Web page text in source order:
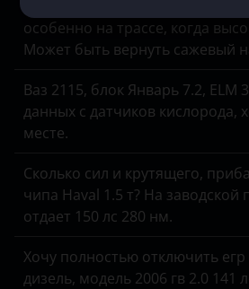
ЗАЗ
УАЗ
особенно на трассе, когда
Может быть вернуть сажевый
Ваз 2115, блок Январь 7.2, ELM
данных с датчиков кислорода,
месте.
Сколько сил и крутящего,
чипа Haval 1.5 т? На
отдает 150 лс 280 нм.
Хочу полностью отключить
дизель, модель 2006 гв 2.0 141